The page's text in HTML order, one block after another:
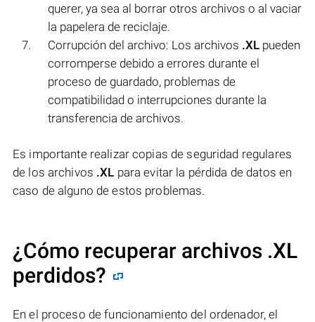
querer, ya sea al borrar otros archivos o al vaciar
la papelera de reciclaje.
Corrupción del archivo: Los archivos .XL pueden
corromperse debido a errores durante el
proceso de guardado, problemas de
compatibilidad o interrupciones durante la
transferencia de archivos.
Es importante realizar copias de seguridad regulares
de los archivos .XL para evitar la pérdida de datos en
caso de alguno de estos problemas.
¿Cómo recuperar archivos .XL
perdidos?
En el proceso de funcionamiento del ordenador, el